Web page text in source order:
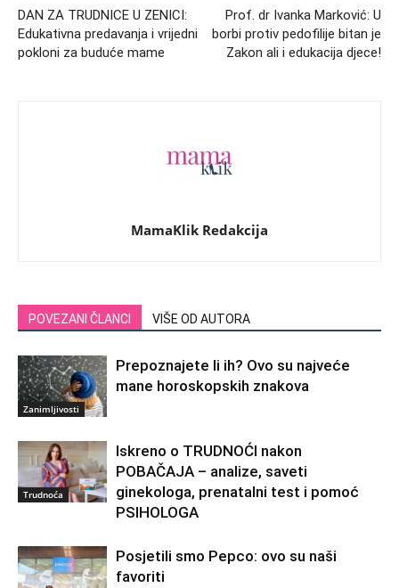
DAN ZA TRUDNICE U ZENICI:
Edukativna predavanja i vrijedni
pokloni za buduće mame
Prof. dr Ivanka Marković: U
borbi protiv pedofilije bitan je
Zakon ali i edukacija djece!
MamaKlik Redakcija
POVEZANI ČLANCI VIŠE OD AUTORA
Zanimljivosti
Prepoznajete li ih? Ovo su najveće
mane horoskopskih znakova
Trudnoća
Iskreno o TRUDNOĆI nakon
POBAČAJA – analize, saveti
ginekologa, prenatalni test i pomoć
PSIHOLOGA
Posjetili smo Pepco: ovo su naši
favoriti